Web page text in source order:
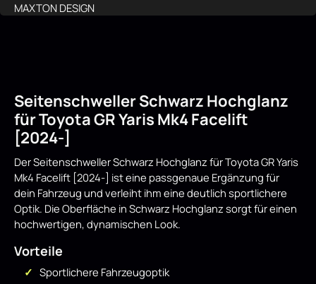
MAXTON DESIGN
Seitenschweller Schwarz Hochglanz
für Toyota GR Yaris Mk4 Facelift
[2024-]
Der Seitenschweller Schwarz Hochglanz für Toyota GR Yaris
Mk4 Facelift [2024-] ist eine passgenaue Ergänzung für
dein Fahrzeug und verleiht ihm eine deutlich sportlichere
Optik. Die Oberfläche in Schwarz Hochglanz sorgt für einen
hochwertigen, dynamischen Look.
Vorteile
Sportlichere Fahrzeugoptik